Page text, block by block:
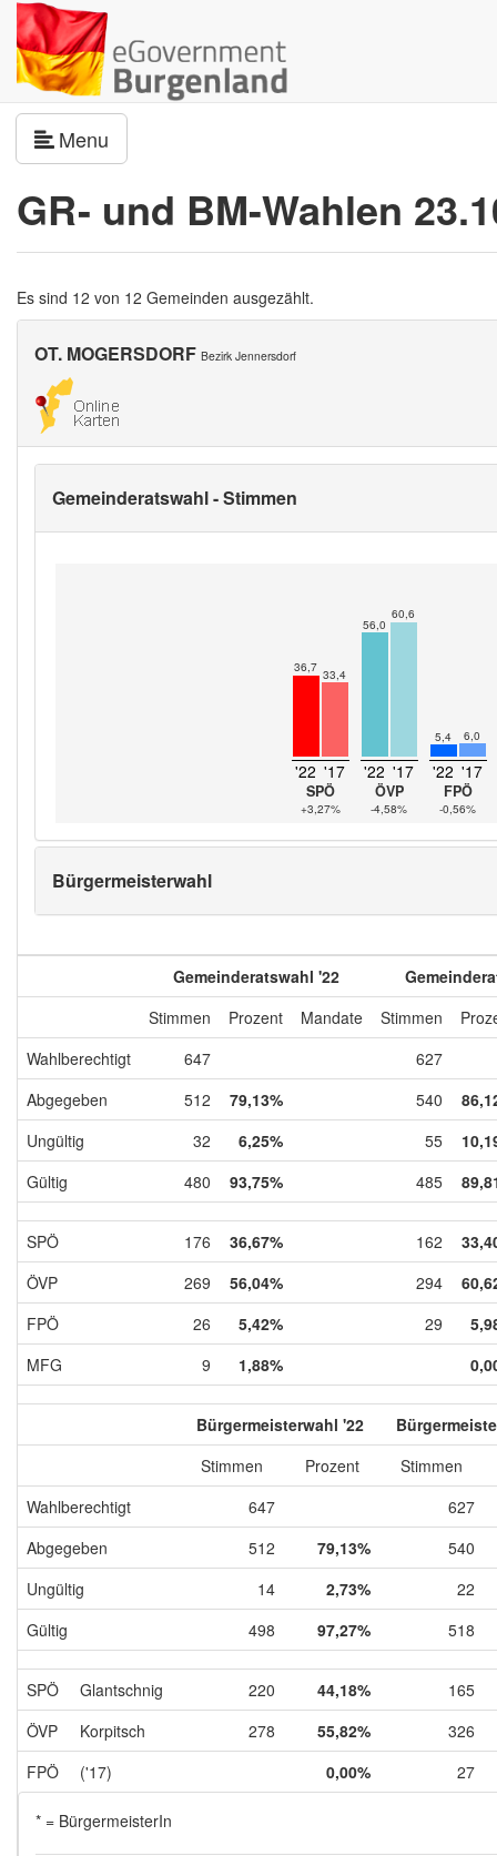
Menu
GR- und BM-Wahlen
Es sind 12 von 12 Gemeinden ausgezählt.
OT. MOGERSDORF Bezirk Jennersdorf
Gemeinderatswahl - Stimmen
36,7 33,4
'22 '17
SPÖ
+3,27%
56,0
60,6
'22 '17
ÖVP
-4,58%
5,4 6,0
'22 '17
FPÖ
-0,56%
Bürgermeisterwahl
Gemeinderatswahl '22
Stimmen
Prozent Mandate Stimmen
Wahlberechtigt
647
627
Abgegeben
512 79,13% 540
Ungültig
32 6,25% 55
Gültig
480 93,75% 485
SPÖ 176 36,67% 162
ÖVP
269 56,04% 294
FPÖ
26 5,42% 29
MFG
9 1,88%
Bürgermeisterwahl '22
Stimmen
Prozent
Stimmen
Wahlberechtigt
647
627
Abgegeben
512 79,13%
540
Ungültig
14 2,73%
22
Gültig
498 97,27% 518
SPÖ Glantschnig 220 44,18%
165
ÖVP
Korpitsch 278 55,82%
326
FPÖ
('17) 0,00% 27
* = BürgermeisterIn